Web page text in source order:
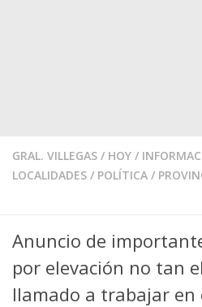
GRAL. VILLEGAS / HOY /
LOCALIDADES / POLÍTICA /
Anuncio de
por elevación no tan
llamado a trabajar